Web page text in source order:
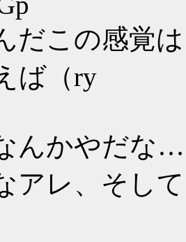
だこの感覚
ば（ry
んかやだな
アレ、そして